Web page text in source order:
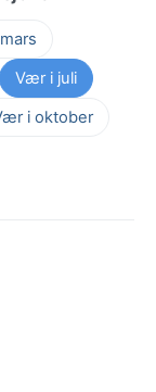
Vær i juli
i oktober